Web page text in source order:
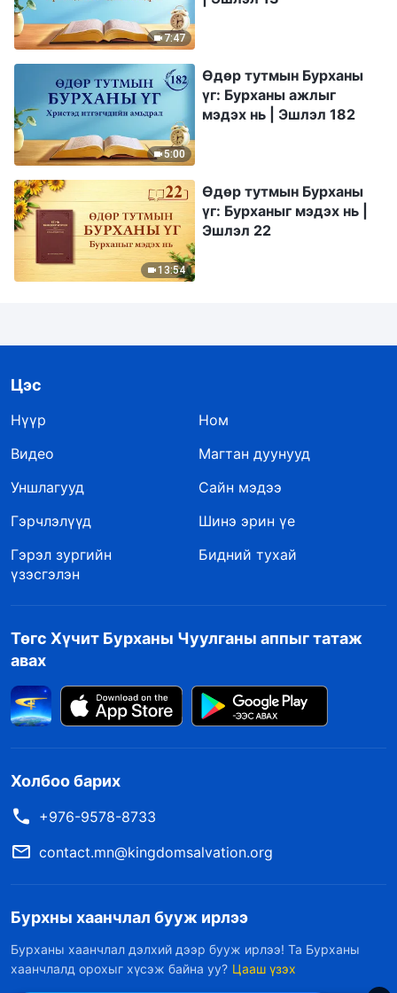
7:47
5:00
Өдөр тутмын Бурханы
үг: Бурханы ажлыг
мэдэх нь | Эшлэл 182
13:54
Өдөр тутмын Бурханы
үг: Бурханыг мэдэх нь |
Эшлэл 22
Цэс
Нүүр
Ном
Видео
Магтан дуунууд
Уншлагууд
Сайн мэдээ
Гэрчлэлүүд
Шинэ эрин үе
Гэрэл зургийн
үзэсгэлэн
Бидний тухай
Төгс Хүчит Бурханы Чуулганы аппыг татаж
авах
Холбоо барих
+976-9578-8733
contact.mn@kingdomsalvation.org
Бурхны хаанчлал бууж ирлээ
Бурханы хаанчлал дэлхий дээр бууж ирлээ! Та Бурханы
хаанчлалд орохыг хүсэж байна уу? Цааш үзэх